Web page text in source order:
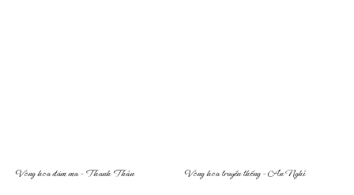
Vòng hoa đám ma – Thanh Thản Vòng hoa truyền thống – An Nghỉ